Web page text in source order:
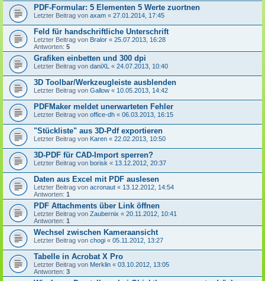
PDF-Formular: 5 Elementen 5 Werte zuortnen
Letzter Beitrag von axam « 27.01.2014, 17:45
Feld für handschriftliche Unterschrift
Letzter Beitrag von Bralor « 25.07.2013, 16:28
Antworten: 5
Grafiken einbetten und 300 dpi
Letzter Beitrag von daniXL « 24.07.2013, 10:40
3D Toolbar/Werkzeugleiste ausblenden
Letzter Beitrag von Gallow « 10.05.2013, 14:42
PDFMaker meldet unerwarteten Fehler
Letzter Beitrag von office-dh « 06.03.2013, 16:15
"Stückliste" aus 3D-Pdf exportieren
Letzter Beitrag von Karen « 22.02.2013, 10:50
3D-PDF für CAD-Import sperren?
Letzter Beitrag von borisk « 13.12.2012, 20:37
Daten aus Excel mit PDF auslesen
Letzter Beitrag von acronaut « 13.12.2012, 14:54
Antworten: 1
PDF Attachments über Link öffnen
Letzter Beitrag von Zaubernix « 20.11.2012, 10:41
Antworten: 1
Wechsel zwischen Kameraansicht
Letzter Beitrag von chogi « 05.11.2012, 13:27
Tabelle in Acrobat X Pro
Letzter Beitrag von Merklin « 03.10.2012, 13:05
Antworten: 3